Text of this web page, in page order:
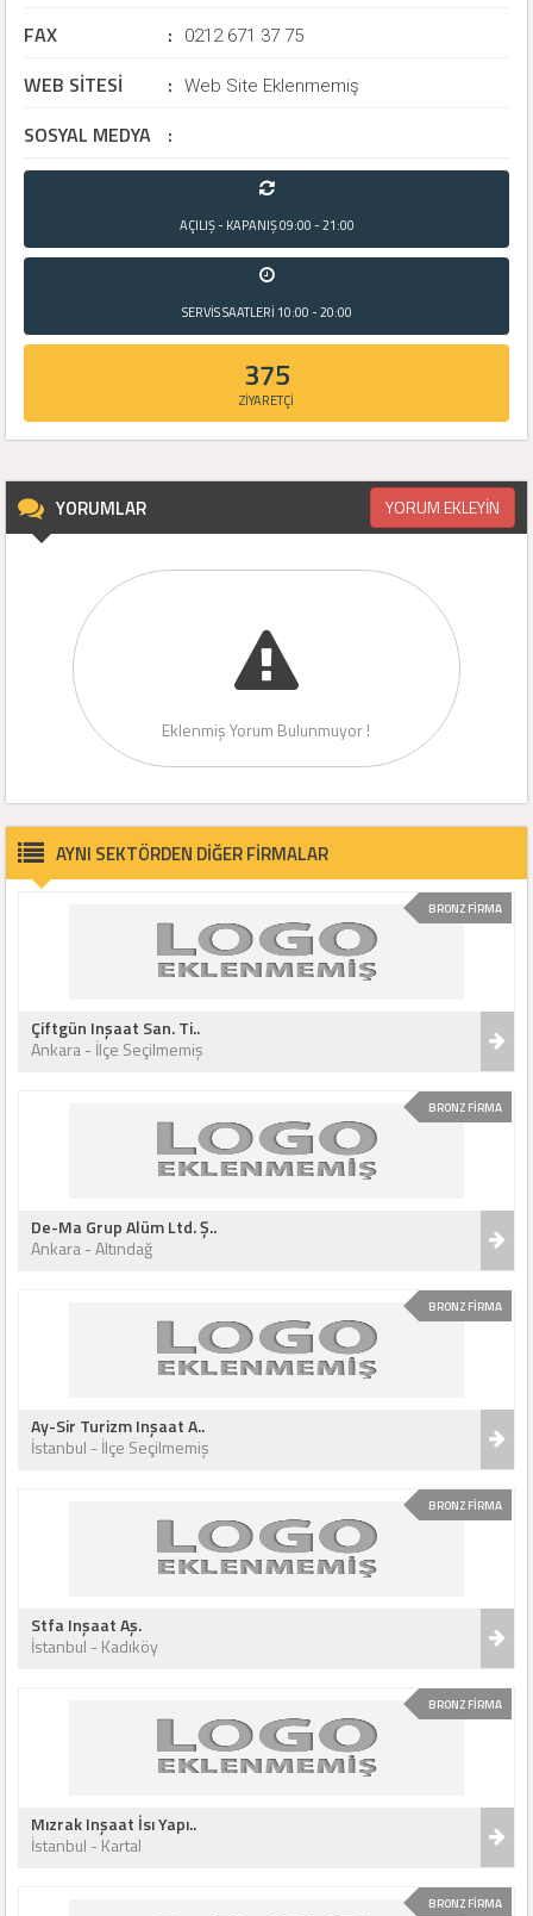
FAX : 0212 671 37 75
WEB SİTESİ : Web Site Eklenmemiş
SOSYAL MEDYA :
AÇILIŞ - KAPANIŞ09:00 - 21:00
SERVİS SAATLERİ 10:00 - 20:00
375
ZİYARETÇİ
YORUMLAR YORUM EKLEYİN
Eklenmiş Yorum Bulunmuyor !
AYNI SEKTÖRDEN DİĞER FİRMALAR
BRONZ FİRMA
Çiftgün Inşaat San. Ti..
Ankara - İlçe Seçilmemiş
BRONZ FİRMA
De-Ma Grup Alüm Ltd. Ş..
Ankara - Altındağ
BRONZ FİRMA
Ay-Sir Turizm Inşaat A..
İstanbul - İlçe Seçilmemiş
BRONZ FİRMA
Stfa Inşaat Aş.
İstanbul - Kadıköy
BRONZ FİRMA
Mızrak Inşaat İsı Yapı..
İstanbul - Kartal
BRONZ FİRMA